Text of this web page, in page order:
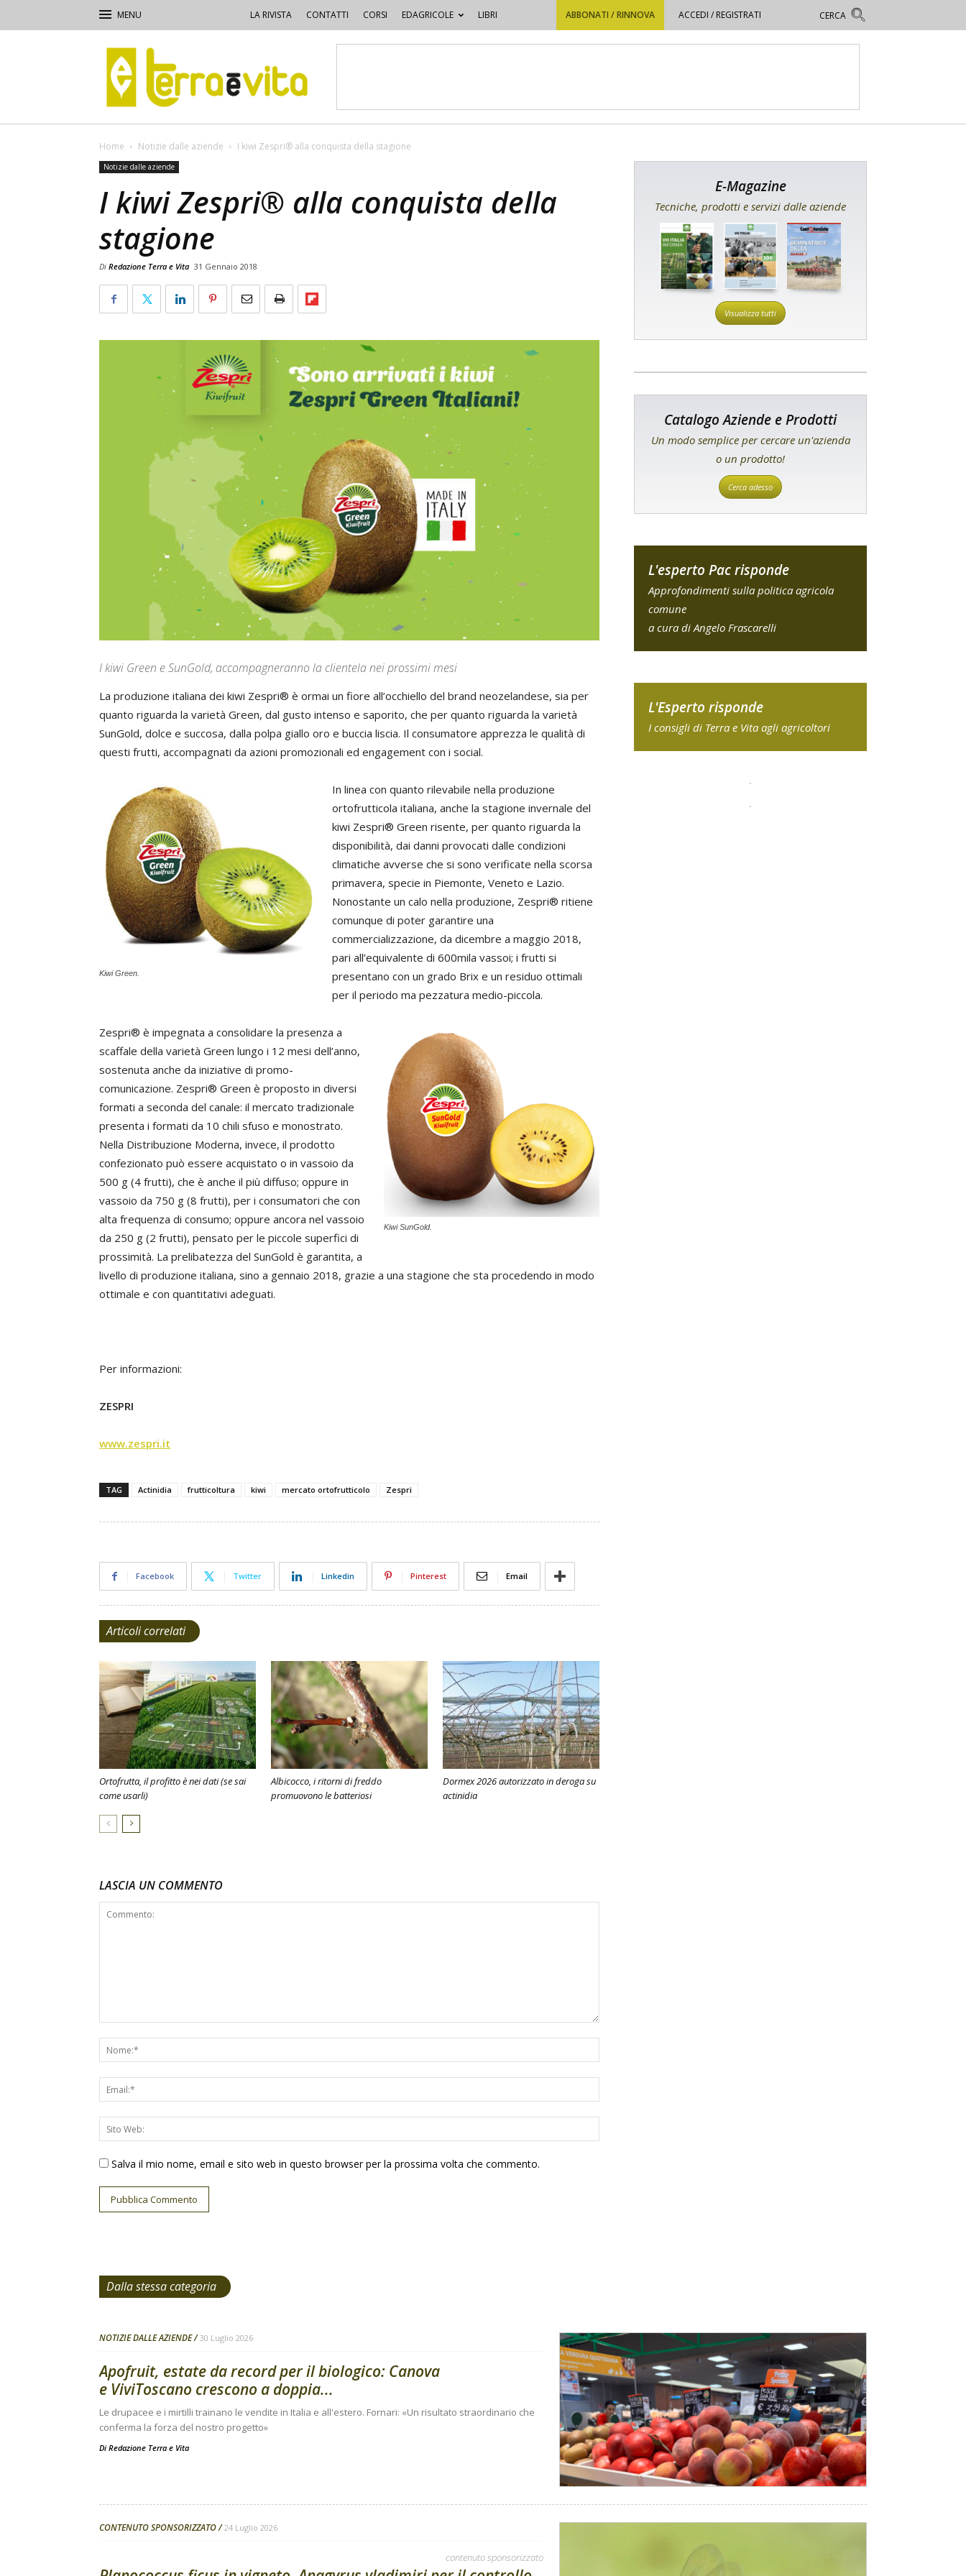
LA RIVISTA CONTATTI CORSI EDAGRICOLE LIBRI ABBONATI / RINNOVA ACCEDI / REGISTRATI
Terra
e
Vita
Home Notizie dalle aziende I kiwi Zespri® alla conquista della stagione
Notizie dalle aziende
I kiwi Zespri® alla conquista della
stagione
Di Redazione Terra e Vita 31 Gennaio 2018
I kiwi Green e SunGold, accompagneranno la clientela nei prossimi mesi
La produzione italiana dei kiwi Zespri® è ormai un fiore all’occhiello del brand neozelandese, sia per
quanto riguarda la varietà Green, dal gusto intenso e saporito, che per quanto riguarda la varietà
SunGold, dolce e succosa, dalla polpa giallo oro e buccia liscia. Il consumatore apprezza le qualità di
questi frutti, accompagnati da azioni promozionali ed engagement con i social.
Kiwi Green.
In linea con quanto rilevabile nella produzione
ortofrutticola italiana, anche la stagione invernale del
kiwi Zespri® Green risente, per quanto riguarda la
disponibilità, dai danni provocati dalle condizioni
climatiche avverse che si sono verificate nella scorsa
primavera, specie in Piemonte, Veneto e Lazio.
Nonostante un calo nella produzione, Zespri® ritiene
comunque di poter garantire una
commercializzazione, da dicembre a maggio 2018,
pari all’equivalente di 600mila vassoi; i frutti si
presentano con un grado Brix e un residuo ottimali
per il periodo ma pezzatura medio-piccola.
Kiwi SunGold.
Zespri® è impegnata a consolidare la presenza a
scaffale della varietà Green lungo i 12 mesi dell’anno,
sostenuta anche da iniziative di promo-
comunicazione. Zespri® Green è proposto in diversi
formati a seconda del canale: il mercato tradizionale
presenta i formati da 10 chili sfuso e monostrato.
Nella Distribuzione Moderna, invece, il prodotto
confezionato può essere acquistato o in vassoio da
500 g (4 frutti), che è anche il più diffuso; oppure in
vassoio da 750 g (8 frutti), per i consumatori che con
alta frequenza di consumo; oppure ancora nel vassoio
da 250 g (2 frutti), pensato per le piccole superfici di
prossimità. La prelibatezza del SunGold è garantita, a
livello di produzione italiana, sino a gennaio 2018, grazie a una stagione che sta procedendo in modo
ottimale e con quantitativi adeguati.
Per informazioni:
ZESPRI
www.zespri.it
TAG Actinidia frutticoltura kiwi mercato ortofrutticolo Zespri
Facebook Twitter Linkedin Pinterest Email
Articoli correlati
Ortofrutta, il profitto è nei dati (se sai
come usarli)
Albicocco, i ritorni di freddo
promuovono le batteriosi
Dormex 2026 autorizzato in deroga su
actinidia
LASCIA UN COMMENTO
Salva il mio nome, email e sito web in questo browser per la prossima volta che commento.
E-Magazine
Tecniche, prodotti e servizi dalle aziende
Visualizza tutti
Catalogo Aziende e Prodotti
Un modo semplice per cercare un'azienda
o un prodotto!
Cerca adesso
L'esperto Pac risponde
Approfondimenti sulla politica agricola
comune
a cura di Angelo Frascarelli
L'Esperto risponde
I consigli di Terra e Vita agli agricoltori
Dalla stessa categoria
NOTIZIE DALLE AZIENDE 30 Luglio 2026
Apofruit, estate da record per il biologico: Canova
e ViviToscano crescono a doppia...
Le drupacee e i mirtilli trainano le vendite in Italia e all'estero. Fornari: «Un risultato straordinario che
conferma la forza del nostro progetto»
Di Redazione Terra e Vita
CONTENUTO SPONSORIZZATO 24 Luglio 2026
contenuto sponsorizzato